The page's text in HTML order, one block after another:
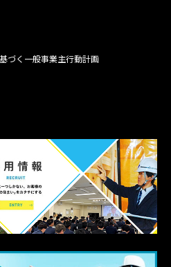
づく一般事業主行動計画